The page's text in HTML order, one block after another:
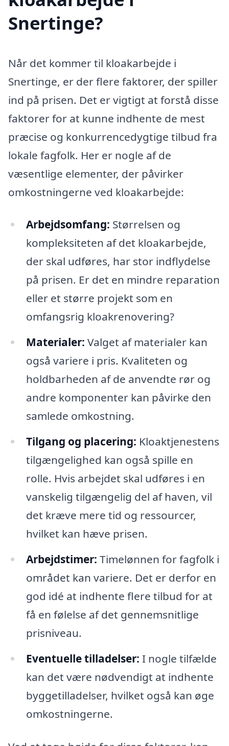
Snertinge?
Når det kommer til kloakarbejde i
Snertinge, er der flere faktorer, der spiller
ind på prisen. Det er vigtigt at forstå disse
faktorer for at kunne indhente de mest
præcise og konkurrencedygtige tilbud fra
lokale fagfolk. Her er nogle af de
væsentlige elementer, der påvirker
omkostningerne ved kloakarbejde:
Arbejdsomfang: Størrelsen og
kompleksiteten af det kloakarbejde,
der skal udføres, har stor indflydelse
på prisen. Er det en mindre reparation
eller et større projekt som en
omfangsrig kloakrenovering?
Materialer: Valget af materialer kan
også variere i pris. Kvaliteten og
holdbarheden af de anvendte rør og
andre komponenter kan påvirke den
samlede omkostning.
Tilgang og placering: Kloaktjenestens
tilgængelighed kan også spille en
rolle. Hvis arbejdet skal udføres i en
vanskelig tilgængelig del af haven, vil
det kræve mere tid og ressourcer,
hvilket kan hæve prisen.
Arbejdstimer: Timelønnen for fagfolk i
området kan variere. Det er derfor en
god idé at indhente flere tilbud for at
få en følelse af det gennemsnitlige
prisniveau.
Eventuelle tilladelser: I nogle tilfælde
kan det være nødvendigt at indhente
byggetilladelser, hvilket også kan øge
omkostningerne.